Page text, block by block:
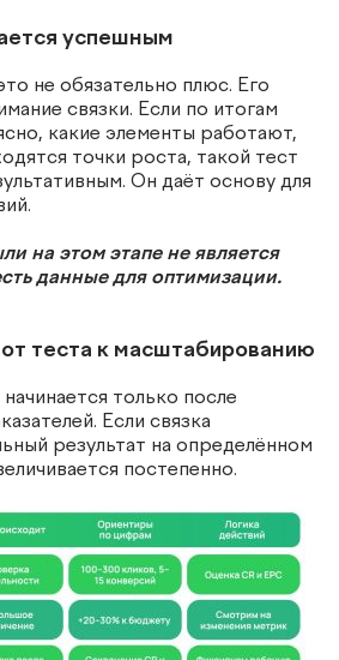
успешным
не обязательно плюс. Его
связки. Если по итогам
какие элементы работают,
точки роста, такой тест
Он даёт основу для
на этом этапе не является
данные для оптимизации.
теста к масштабированию
только после
Если связка
результат на определённом
постепенно.